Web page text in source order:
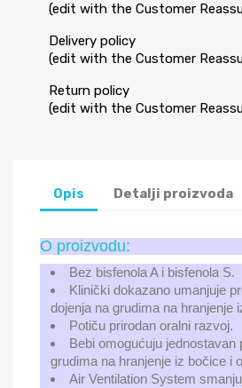
(edit with the Customer
Delivery policy
(edit with the Customer
Return policy
(edit with the Customer
Opis Detalji proizvoda
O proizvodu:
Bez bisfenola A i bisfenola S.
Klinički dokazano umanjuje
dojenja na grudima na hranjenje
Potiču prirodan oralni razvoj.
Bebi omogućuju jednostavan
grudima na hranjenje iz bočice i
Air Ventilation System